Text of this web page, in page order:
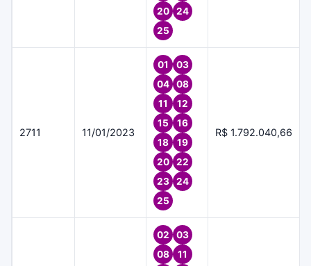
20
24
25
2711 11/01/2023
01
03
04
08
11
12
15
16
18
19
20
22
23
24
25
R$ 1.792.040,66
02
03
08
11